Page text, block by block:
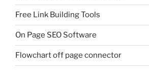
Free Link Building Tools
On Page SEO Software
Flowchart off page connector